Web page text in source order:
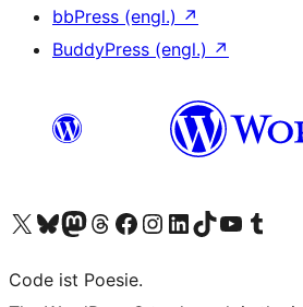
bbPress (engl.) ↗
BuddyPress (engl.) ↗
Das X-Konto (früher Twitter) von WordPress.org besuchen
Das Bluesky-Konto von WordPress.org besuchen
Das Mastodon-Konto von WordPress.org besuchen
Das Threads-Konto von WordPress.org besuchen
Die Facebook-Seite von WordPress.org besuchen
Das Instagram-Konto von WordPress.org besuchen
Das LinkedIn-Konto von WordPress.org besuchen
Das TikTok-Konto von WordPress.org besuchen
Den YouTube-Kanal vonDas Tumblr-Konto von
Code ist Poesie.